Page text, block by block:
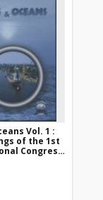
Vol. 1 :
of the 1st
Congress
2001